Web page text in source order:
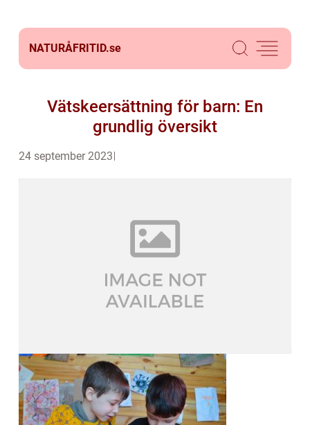
NATURÅFRITID.se
Vätskeersättning för barn: En
grundlig översikt
24 september 2023